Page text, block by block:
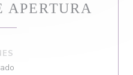
APERTURA